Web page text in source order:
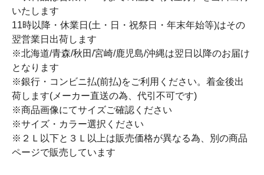
いたします
11時以降・休業日(土・日・祝祭日・年末年始等)はその
翌営業日出荷します
※北海道/青森/秋田/宮崎/鹿児島/沖縄は翌日以降のお届け
となります
※銀行・コンビニ払(前払)をご利用ください。着金後出
荷します(メーカー直送の為、代引不可です)
※商品画像にてサイズご確認ください
※サイズ・カラー選択ください
※２Ｌ以下と３Ｌ以上は販売価格が異なる為、別の商品
ページで販売しています